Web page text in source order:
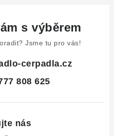
s výběrem
Jsme tu pro vás!
cerpadla.cz
808 625